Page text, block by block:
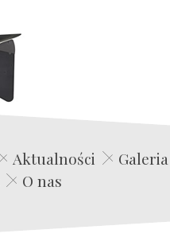
Edwin Film Agencja Aktorska
Aktualności
Galeria
O nas